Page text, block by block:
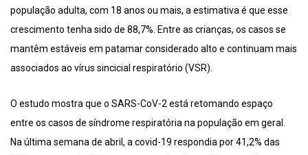
população adulta, com 18 anos ou mais, a estimativa é que esse
crescimento tenha sido de 88,7%. Entre as crianças, os casos se
mantêm estáveis em patamar considerado alto e continuam mais
associados ao vírus sincicial respiratório (VSR).
O estudo mostra que o SARS-CoV-2 está retomando espaço
entre os casos de síndrome respiratória na população em geral.
Na última semana de abril, a covid-19 respondia por 41,2% das